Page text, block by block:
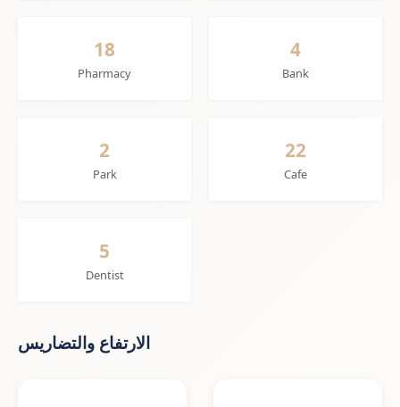
18
Pharmacy
4
Bank
2
Park
22
Cafe
5
Dentist
الارتفاع والتضاريس